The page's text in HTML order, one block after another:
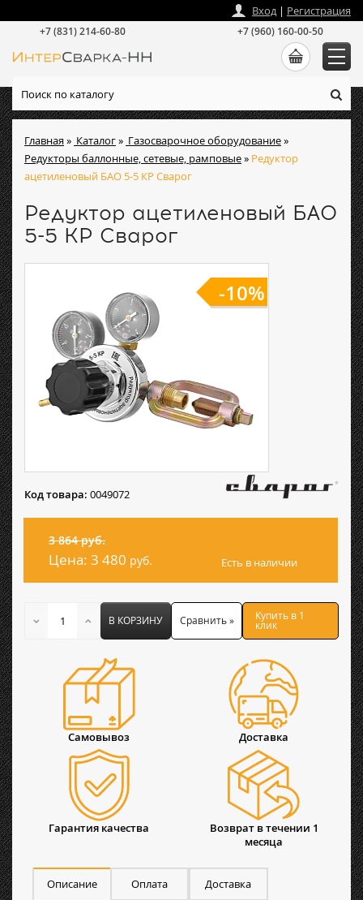
Главная» Каталог» Газосварочное оборудование»
Редукторы баллонные, сетевые, рамповые» Редуктор
ацетиленовый БАО 5-5 КР Сварог
Редуктор ацетиленовый БАО
5-5 КР Сварог
-10%
Код товара: 0049072
3 864 руб.
Цена: 3 480 руб. Есть в наличии
В КОРЗИНУ Сравнить » Купить в 1
клик
Самовывоз Доставка
Гарантия качества
Возврат в течении 1
месяца
Описание Оплата Доставка
Вход| Регистрация
+7 (831) 214-60-80 +7 (960) 160-00-50